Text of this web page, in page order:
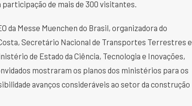
de mais de 300 visitantes.
Messe Muenchen do Brasil, organizadora do
Secretário Nacional de Transportes Terrestres e
de Estado da Ciência, Tecnologia e Inovações,
mostraram os planos dos ministérios para os
avanços consideráveis ao setor da construção